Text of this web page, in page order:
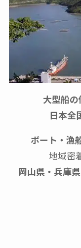
大型船
日本全
ボート・漁
地域密
岡山県・兵庫県